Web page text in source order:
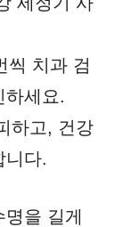
씩 치과 검
하세요.
하고, 건강
니다.
을 길게